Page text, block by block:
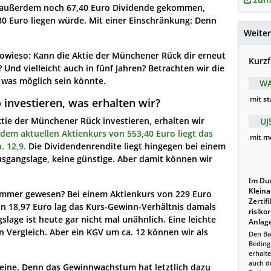
noch 67,40 Euro Dividende gekommen,
Euro liegen würde. Mit einer Einschränkung: Denn
Kann die Aktie der Münchener Rück dir erneut
Und vielleicht auch in fünf Jahren? Betrachten wir die
möglich sein könnte.
investieren, was erhalten wir?
der Münchener Rück investieren, erhalten wir
aktuellen Aktienkurs von 553,40 Euro liegt das
12,9. Die Dividendenrendite liegt hingegen bei einem
keine günstige. Aber damit können wir
gewesen? Bei einem Aktienkurs von 229 Euro
18,97 Euro lag das Kurs-Gewinn-Verhältnis damals
ist heute gar nicht mal unähnlich. Eine leichte
Aber ein KGV um ca. 12 können wir als
Denn das Gewinnwachstum hat letztlich dazu
mit
mit
Im
Den
auch